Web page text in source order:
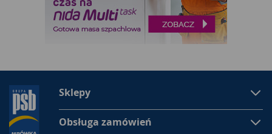
Sklepy
Obsługa zamówień